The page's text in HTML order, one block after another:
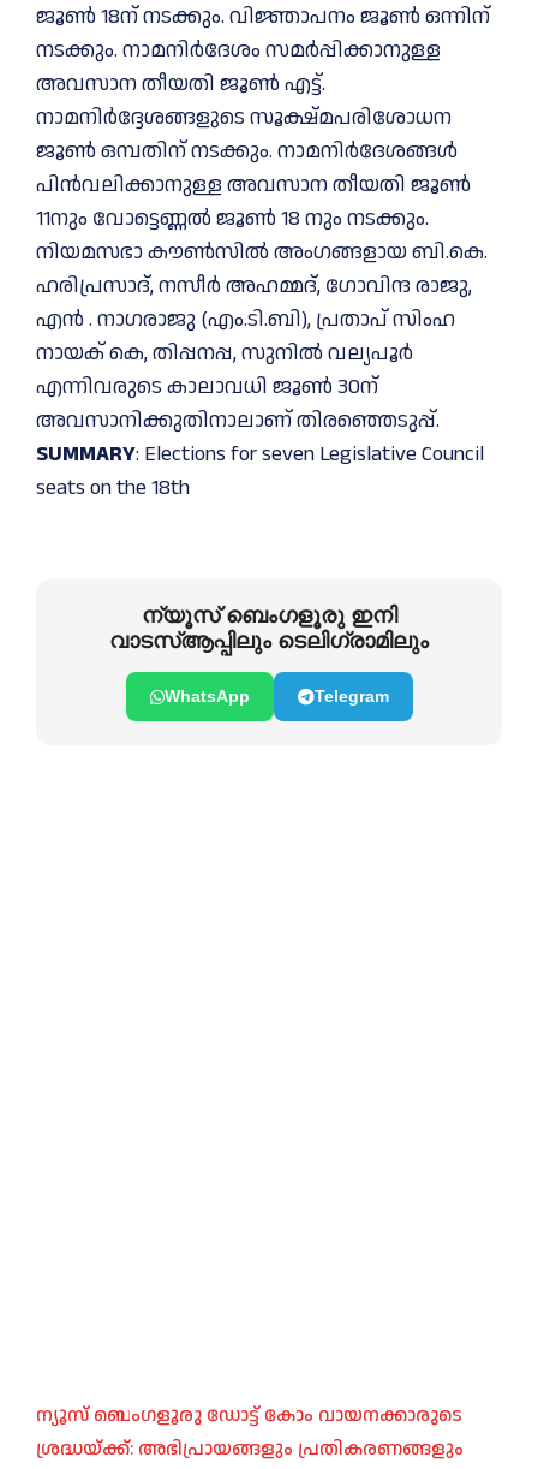
ജൂൺ 18ന് നടക്കും. വിജ്ഞാപനം ജൂൺ ഒന്നിന്
നടക്കും. നാമനിർദേശം സമർപ്പിക്കാനുള്ള
അവസാന തീയതി ജൂൺ എട്ട്.
നാമനിർദ്ദേശങ്ങളുടെ സൂക്ഷ്മപരിശോധന
ജൂൺ ഒമ്പതിന് നടക്കും. നാമനിർദേശങ്ങൾ
പിൻവലിക്കാനുള്ള അവസാന തീയതി ജൂൺ
11നും വോട്ടെണ്ണൽ ജൂൺ 18 നും നടക്കും.
നിയമസഭാ കൗൺസിൽ അംഗങ്ങളായ ബി.കെ.
ഹരിപ്രസാദ്, നസീർ അഹമ്മദ്, ഗോവിന്ദ രാജു,
എൻ . നാഗരാജു (എം.ടി.ബി), പ്രതാപ് സിംഹ
നായക് കെ, തിപ്പനപ്പ, സുനിൽ വല്യപൂർ
എന്നിവരുടെ കാലാവധി ജൂൺ 30ന്
അവസാനിക്കുതിനാലാണ് തിരഞ്ഞെടുപ്പ്.
SUMMARY: Elections for seven Legislative Council
seats on the 18th
ന്യൂസ് ബെംഗളൂരു ഇനി
വാടസ്ആപ്പിലും ടെലിഗ്രാമിലും
WhatsApp Telegram
ന്യൂസ് ബെംഗളൂരു ഡോട്ട് കോം വായനക്കാരുടെ
ശ്രദ്ധയ്ക്ക്: അഭിപ്രായങ്ങളും പ്രതികരണങ്ങളും